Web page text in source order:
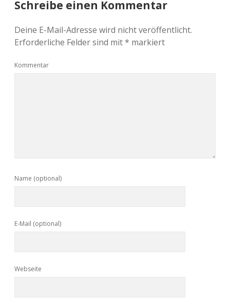
Schreibe einen Kommentar
Deine E-Mail-Adresse wird nicht veröffentlicht.
Erforderliche Felder sind mit* markiert
Kommentar
Name (optional)
E-Mail (optional)
Webseite